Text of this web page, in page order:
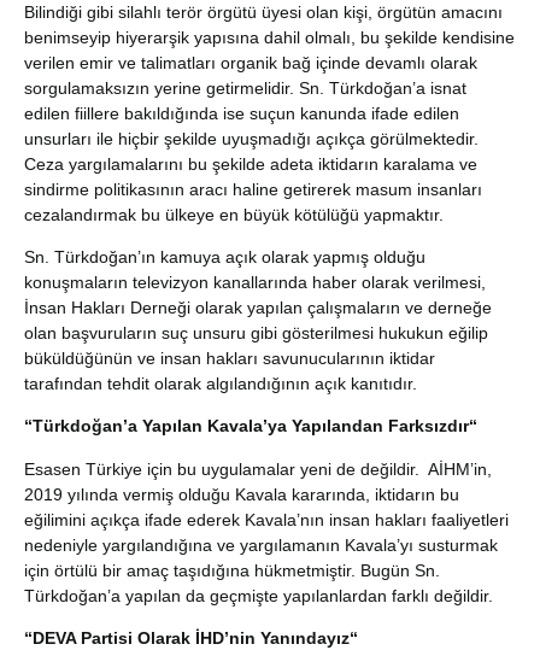
Bilindiği gibi silahlı terör örgütü üyesi olan kişi, örgütün amacını
benimseyip hiyerarşik yapısına dahil olmalı, bu şekilde kendisine
verilen emir ve talimatları organik bağ içinde devamlı olarak
sorgulamaksızın yerine getirmelidir. Sn. Türkdoğan’a isnat
edilen fiillere bakıldığında ise suçun kanunda ifade edilen
unsurları ile hiçbir şekilde uyuşmadığı açıkça görülmektedir.
Ceza yargılamalarını bu şekilde adeta iktidarın karalama ve
sindirme politikasının aracı haline getirerek masum insanları
cezalandırmak bu ülkeye en büyük kötülüğü yapmaktır.
Sn. Türkdoğan’ın kamuya açık olarak yapmış olduğu
konuşmaların televizyon kanallarında haber olarak verilmesi,
İnsan Hakları Derneği olarak yapılan çalışmaların ve derneğe
olan başvuruların suç unsuru gibi gösterilmesi hukukun eğilip
büküldüğünün ve insan hakları savunucularının iktidar
tarafından tehdit olarak algılandığının açık kanıtıdır.
“Türkdoğan’a Yapılan Kavala’ya Yapılandan Farksızdır“
Esasen Türkiye için bu uygulamalar yeni de değildir. AİHM’in,
2019 yılında vermiş olduğu Kavala kararında, iktidarın bu
eğilimini açıkça ifade ederek Kavala’nın insan hakları faaliyetleri
nedeniyle yargılandığına ve yargılamanın Kavala’yı susturmak
için örtülü bir amaç taşıdığına hükmetmiştir. Bugün Sn.
Türkdoğan’a yapılan da geçmişte yapılanlardan farklı değildir.
“DEVA Partisi Olarak İHD’nin Yanındayız“